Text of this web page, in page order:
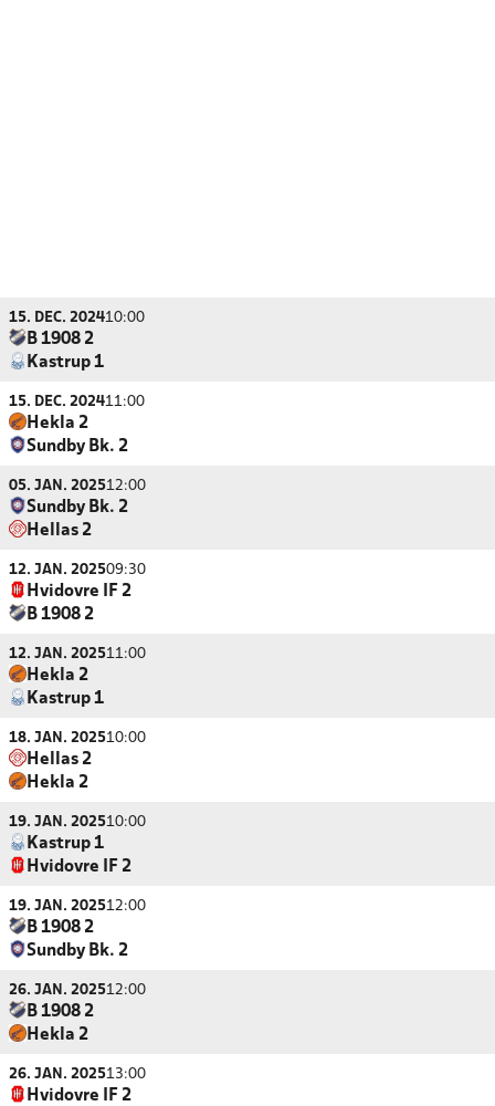
15. DEC. 202410:00
B 1908 2
Kastrup 1
15. DEC. 202411:00
Hekla 2
Sundby Bk. 2
05. JAN. 202512:00
Sundby Bk. 2
Hellas 2
12. JAN. 202509:30
Hvidovre IF 2
B 1908 2
12. JAN. 202511:00
Hekla 2
Kastrup 1
18. JAN. 202510:00
Hellas 2
Hekla 2
19. JAN. 202510:00
Kastrup 1
Hvidovre IF 2
19. JAN. 202512:00
B 1908 2
Sundby Bk. 2
26. JAN. 202512:00
B 1908 2
Hekla 2
26. JAN. 202513:00
Hvidovre IF 2